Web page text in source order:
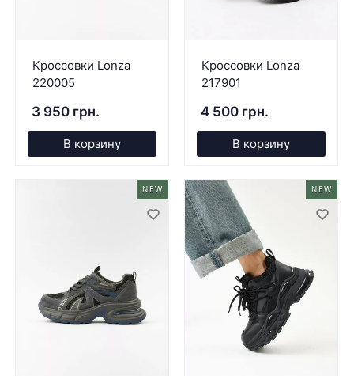
Кроссовки Lonza
220005
3 950 грн.
В корзину
Кроссовки Lonza
217901
4 500 грн.
В корзину
NEW NEW